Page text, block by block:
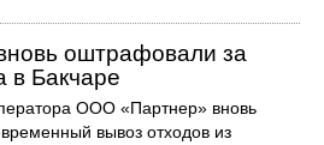
оштрафовали за
в Бакчаре
ООО «Партнер» вновь
вывоз отходов из